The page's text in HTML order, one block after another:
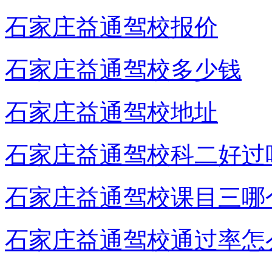
石家庄益通驾校报价
石家庄益通驾校多少钱
石家庄益通驾校地址
石家庄益通驾校科二好过
石家庄益通驾校课目三
石家庄益通驾校通过率怎